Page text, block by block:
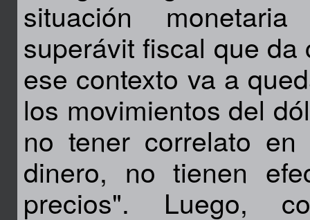
situación
superávit fiscal que
ese contexto va a
los movimientos del
no tener correlato
dinero, no tienen
precios". Luego,